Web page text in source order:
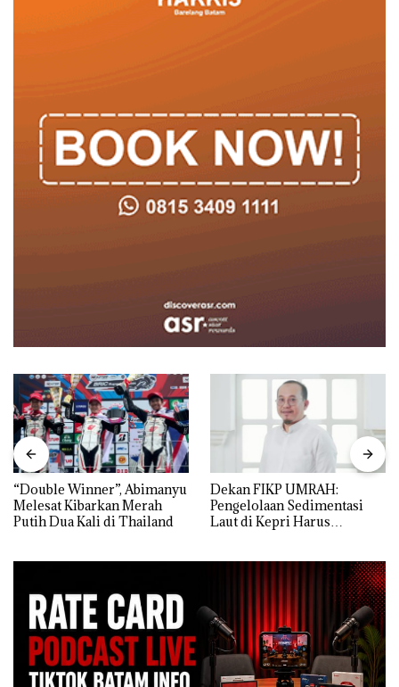
“Double Winner”, Abimanyu
Melesat Kibarkan Merah
Putih Dua Kali di Thailand
Dekan FIKP UMRAH:
Pengelolaan Sedimentasi
Laut di Kepri Harus